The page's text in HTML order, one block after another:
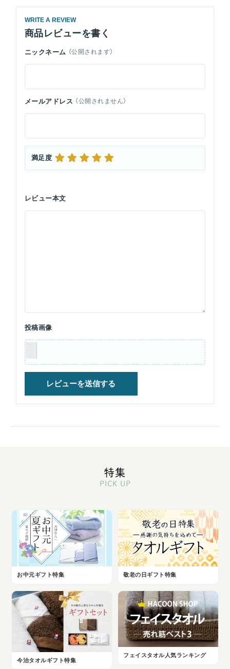
WRITE A REVIEW
商品レビューを書く
ニックネーム （公開されます）
メールアドレス （公開されません）
満足度
レビュー本文
投稿画像
特集
PICK UP
お中元ギフト特集 敬老の日ギフト特集
今治タオルギフト特集
フェイスタオル人気ランキング